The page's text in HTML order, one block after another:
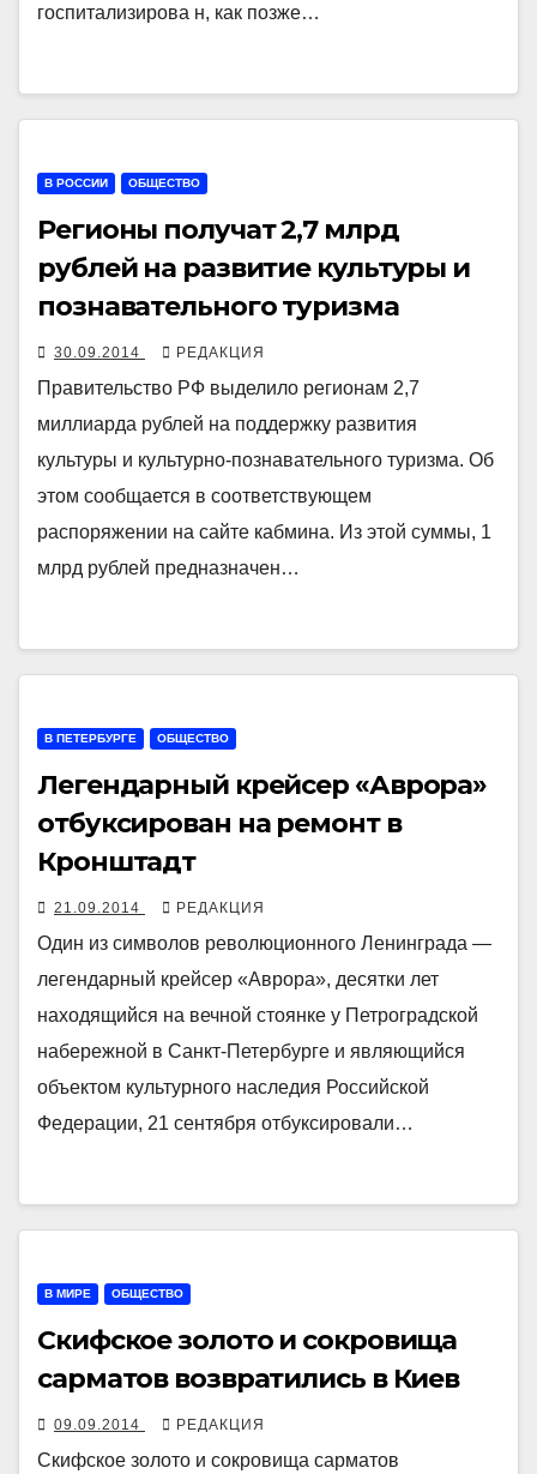
госпитализирова н, как позже…
В РОССИИ ОБЩЕСТВО
Регионы получат 2,7 млрд
рублей на развитие культуры и
познавательного туризма
30.09.2014 РЕДАКЦИЯ
Правительство РФ выделило регионам 2,7
миллиарда рублей на поддержку развития
культуры и культурно-познавательного туризма. Об
этом сообщается в соответствующем
распоряжении на сайте кабмина. Из этой суммы, 1
млрд рублей предназначен…
В ПЕТЕРБУРГЕ ОБЩЕСТВО
Легендарный крейсер «Аврора»
отбуксирован на ремонт в
Кронштадт
21.09.2014 РЕДАКЦИЯ
Один из символов революционного Ленинграда —
легендарный крейсер «Аврора», десятки лет
находящийся на вечной стоянке у Петроградской
набережной в Санкт-Петербурге и являющийся
объектом культурного наследия Российской
Федерации, 21 сентября отбуксировали…
В МИРЕ ОБЩЕСТВО
Скифское золото и сокровища
сарматов возвратились в Киев
09.09.2014 РЕДАКЦИЯ
Скифское золото и сокровища сарматов